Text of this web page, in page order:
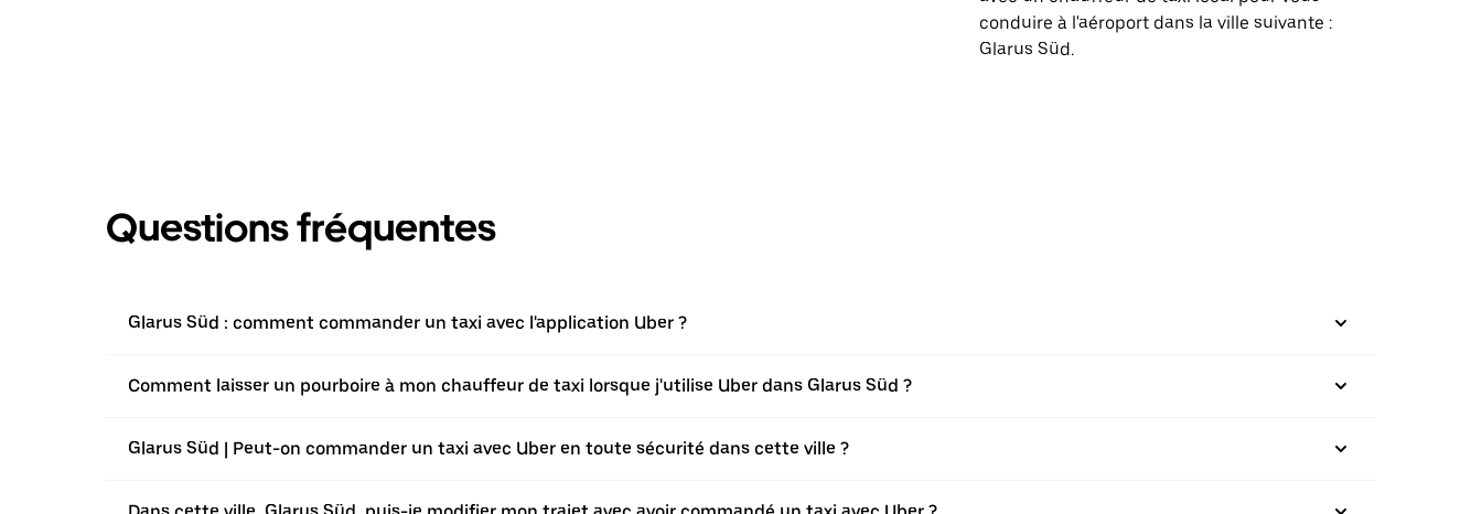
conduire à l'aéroport dans la ville suivante :
Glarus Süd.
Questions fréquentes
Glarus Süd : comment commander un taxi avec l'application Uber ?
Comment laisser un pourboire à mon chauffeur de taxi lorsque j'utilise Uber dans Glarus Süd ?
Glarus Süd | Peut-on commander un taxi avec Uber en toute sécurité dans cette ville ?